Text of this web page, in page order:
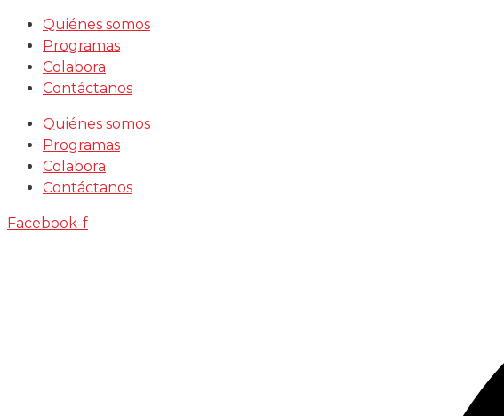
Saltar
contenido
Quiénes somos
Programas
Colabora
Contáctanos
Quiénes somos
Programas
Colabora
Contáctanos
Facebook-f